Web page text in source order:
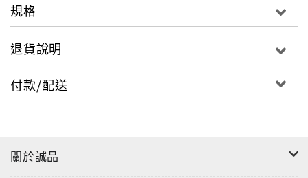
規格
退貨說明
付款/配送
關於誠品